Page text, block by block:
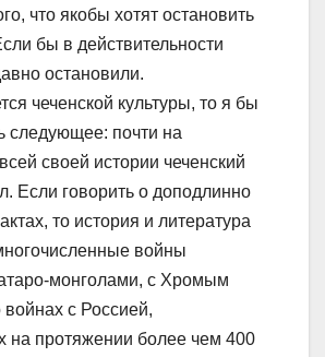
что якобы хотят остановить
бы в действительности
остановили.
чеченской культуры, то я бы
следующее: почти на
своей истории чеченский
Если говорить о доподлинно
то история и литература
войны
монголами, с Хромым
с Россией,
на протяжении более чем 400